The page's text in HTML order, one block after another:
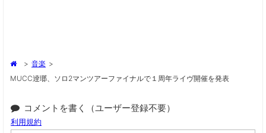
> 音楽 >
MUCC逹瑯、ソロ2マンツアーファイナルで１周年ライヴ開催を発表
コメントを書く（ユーザー登録不要）